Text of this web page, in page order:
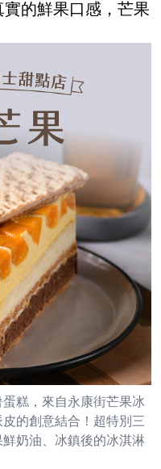
的鮮果口感，芒果
糕，來自永康街芒果冰
的創意結合！超特別三
奶油、冰鎮後的冰淇淋